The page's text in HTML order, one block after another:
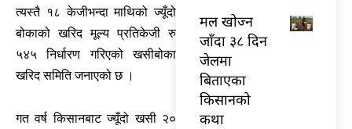
त्यस्तै १८ केजीभन्दा माथिको ज्यूँदो
बोकाको खरिद मूल्य प्रतिकेजी रु
५४५ निर्धारण गरिएको खसीबोका
खरिद समिति जनाएको छ ।
गत वर्ष किसानबाट ज्यूँदो खसी २०
मल खोज्न
जाँदा ३८ दिन
जेलमा
बिताएका
किसानको
कथा